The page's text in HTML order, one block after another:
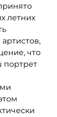
летних
что
портрет